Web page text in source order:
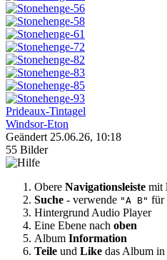
Prideaux-Tintagel
Windsor-Eton
Geändert 25.06.26, 10:18
55 Bilder
Obere Navigationsleiste mit
Suche - verwende "A B" für
Hintergrund Audio Player
Eine Ebene nach oben
Album Information
Teile und Like das Album